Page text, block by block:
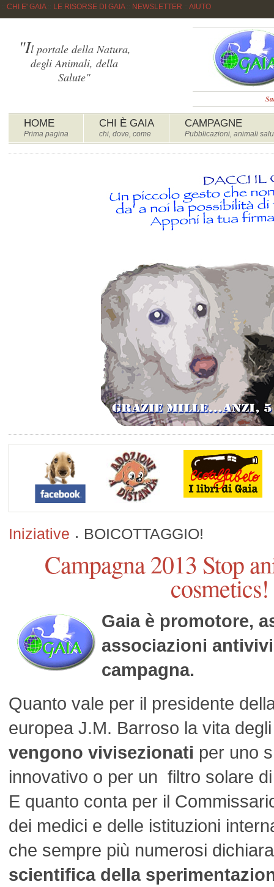
CHI E' GAIA:: LE RISORSE DI GAIA:: NEWSLETTER AIUTO
HOME
Prima pagina
CHI È GAIA
chi, dove, come
CAMPAGNE
Pubblicazioni, animali
"Il portale della Natura,
degli Animali, della
Salute"
Iniziative BOICOTTAGGIO!
Campagna 2013 Stop
cosmetics!
Gaia è promotore,
associazioni
campagna.
Quanto vale per il presidente
europea J.M. Barroso la vita
vengono vivisezionati per uno
innovativo o per un filtro solare
E quanto conta per il
dei medici e delle istituzioni
che sempre più numerosi
scientifica della